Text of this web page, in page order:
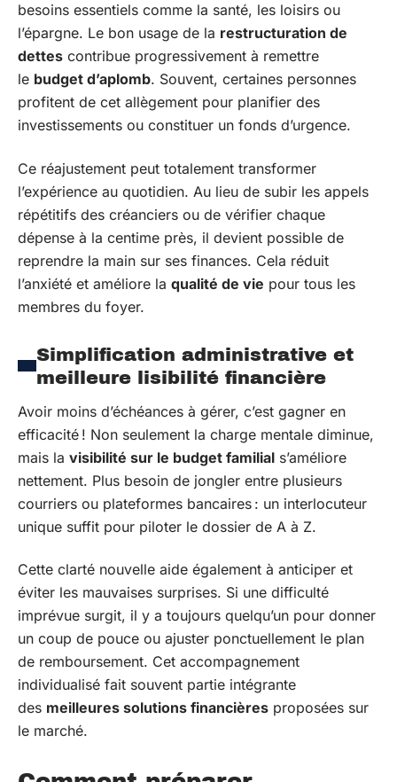
besoins essentiels comme la santé, les loisirs ou
l’épargne. Le bon usage de la restructuration de
dettes contribue progressivement à remettre
le budget d’aplomb. Souvent, certaines personnes
profitent de cet allègement pour planifier des
investissements ou constituer un fonds d’urgence.
Ce réajustement peut totalement transformer
l’expérience au quotidien. Au lieu de subir les appels
répétitifs des créanciers ou de vérifier chaque
dépense à la centime près, il devient possible de
reprendre la main sur ses finances. Cela réduit
l’anxiété et améliore la qualité de vie pour tous les
membres du foyer.
Simplification administrative et
meilleure lisibilité financière
Avoir moins d’échéances à gérer, c’est gagner en
efficacité ! Non seulement la charge mentale diminue,
mais la visibilité sur le budget familial s’améliore
nettement. Plus besoin de jongler entre plusieurs
courriers ou plateformes bancaires : un interlocuteur
unique suffit pour piloter le dossier de A à Z.
Cette clarté nouvelle aide également à anticiper et
éviter les mauvaises surprises. Si une difficulté
imprévue surgit, il y a toujours quelqu’un pour donner
un coup de pouce ou ajuster ponctuellement le plan
de remboursement. Cet accompagnement
individualisé fait souvent partie intégrante
des meilleures solutions financières proposées sur
le marché.